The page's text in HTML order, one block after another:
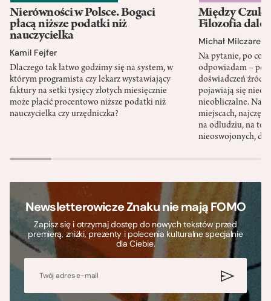
Nierówności w Polsce. Bogaci
płacą niższe podatki niż
nauczycielka
Kamil Fejfer
Dlaczego tak łatwo godzimy się na system, w
którym programista czy lekarz wystawiający
faktury na setki tysięcy złotych miesięcznie
może płacić procentowo niższe podatki niż
nauczycielka czy urzędniczka?
Między
Filozofia
Michał Milczarek
Na pytanie, po co
odpowiadam – po
doświadczeń
pojawiają się
nieobliczalne.
miejscach,
na odludziu, na
nieoswojonych,
Newsletterowicze Znaku nie mają FOMO
Zapisz się i otrzymaj dostęp do nowych tekstów przed
premierą, zniżki, prezenty i polecenia kulturalne specjalnie
dla Ciebie.